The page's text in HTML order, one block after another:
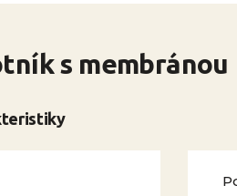
s membránou